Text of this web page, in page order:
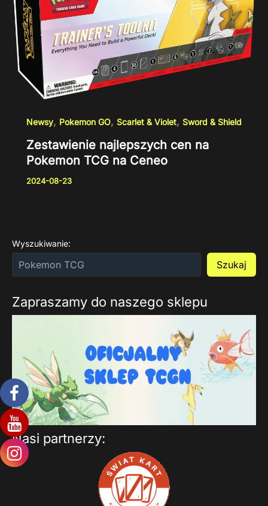
Newsy, Pokemon GO, Scarlet & Violet, Sword & Shield
Zestawienie najlepszych cen na
Pokemon TCG na Ceneo
2024-08-23
Wyszukiwanie:
Szukaj
Zapraszamy do naszego sklepu
Nasi partnerzy: